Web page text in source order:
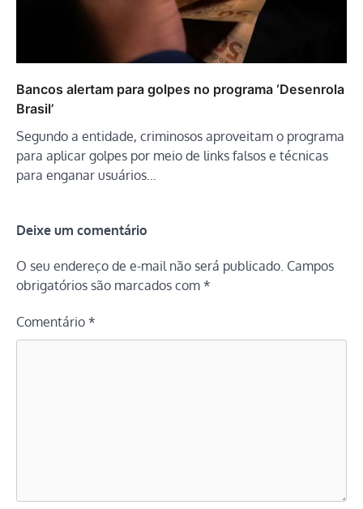
Bancos alertam para golpes no programa ‘Desenrola
Brasil’
Segundo a entidade, criminosos aproveitam o programa
para aplicar golpes por meio de links falsos e técnicas
para enganar usuários…
Deixe um comentário
O seu endereço de e-mail não será publicado. Campos
obrigatórios são marcados com *
Comentário *